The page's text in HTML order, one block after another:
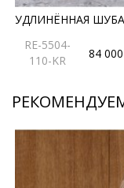
правила ухода
УДЛИНЁННАЯ
RE-5504-
110-KR
84